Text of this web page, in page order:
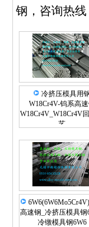
钢，咨询热线
冷挤压模具用
W18Cr4V-钨系高
W18Cr4V_W18Cr4V
艺
高速钢_冷挤压模具钢
冷镦模具钢6W6